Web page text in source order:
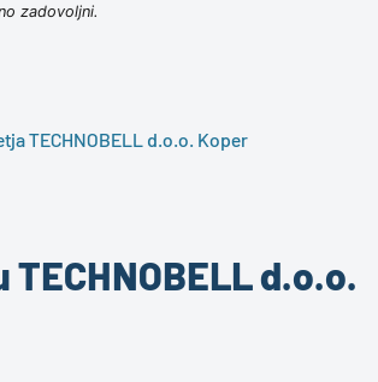
zadovoljni.
TECHNOBELL d.o.o. Koper
TECHNOBELL d.o.o.